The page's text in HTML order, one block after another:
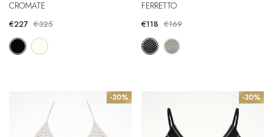
CROMATE
€227 €325
FERRETTO
€118 €169
-30% -30%